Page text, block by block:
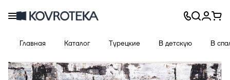
Главная Каталог Турецкие В детскую В